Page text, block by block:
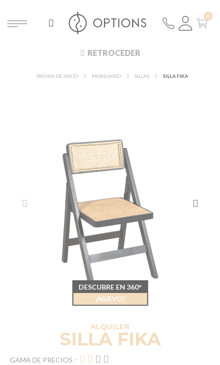
RETROCEDER
PÁGINA DE INICIO MOBILIARIO SILLAS SILLA FIKA
ALQUILER
SILLA FIKA
GAMA DE PRECIOS :
DESCUBRE EN 360°
¡NUEVO!